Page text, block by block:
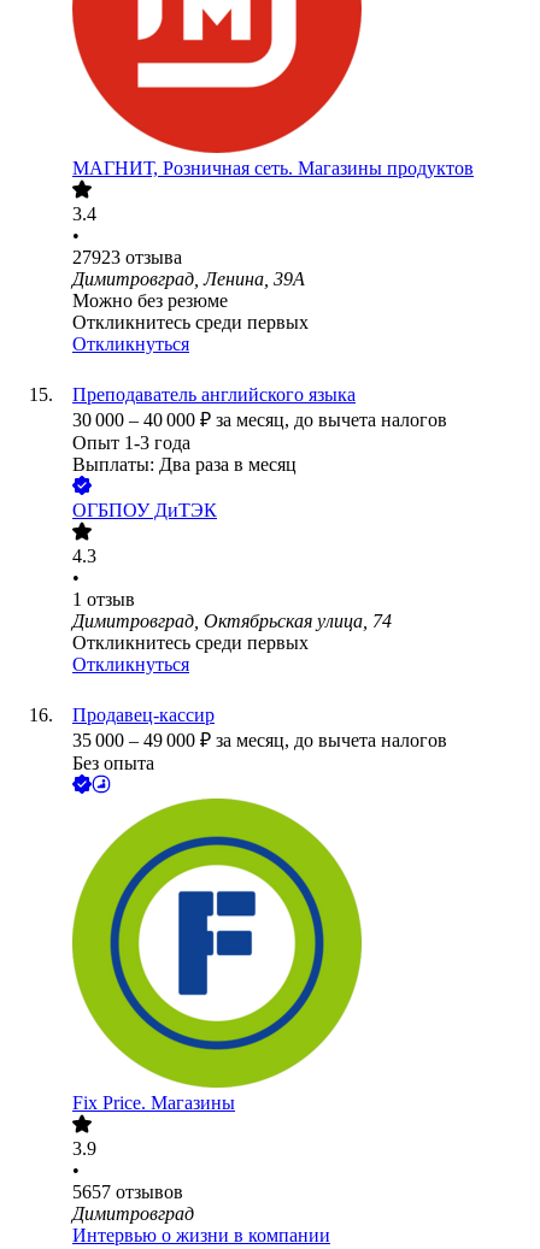
МАГНИТ, Розничная сеть. Магазины продуктов
3.4
•
27923 отзыва
Димитровград, Ленина, 39А
Можно без резюме
Откликнитесь среди первых
Откликнуться
Преподаватель английского языка
30 000 – 40 000 ₽ за месяц, до вычета налогов
Опыт 1-3 года
Выплаты: Два раза в месяц
ОГБПОУ ДиТЭК
4.3
•
1 отзыв
Димитровград, Октябрьская улица, 74
Откликнитесь среди первых
Откликнуться
Продавец-кассир
35 000 – 49 000 ₽ за месяц, до вычета налогов
Без опыта
Fix Price. Магазины
3.9
•
5657 отзывов
Димитровград
Интервью о жизни в компании